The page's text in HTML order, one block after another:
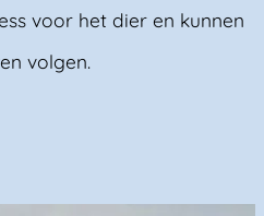
voor het dier en kunnen
volgen.